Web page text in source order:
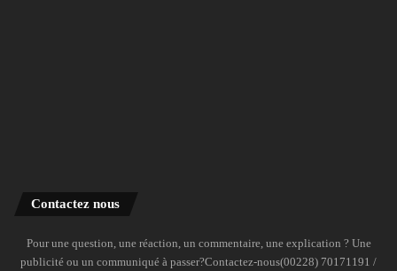
Contactez nous
Pour une question, une réaction, un commentaire, une explication ? Une
publicité ou un communiqué à passer?Contactez-nous(00228) 70171191 /